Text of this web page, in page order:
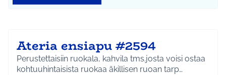
Ateria ensiapu #2594
Perustettaisiin ruokala, kahvila tms.josta voisi ostaa
kohtuuhintaisista ruokaa äkillisen ruoan tarp…